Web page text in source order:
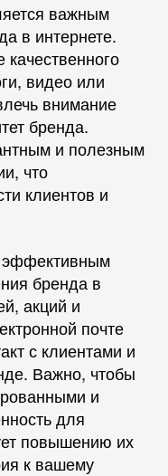
важным
в интернете.
видео или
внимание
бренда.
и полезным
что
клиентов и
эффективным
бренда в
акций и
почте
с клиентами и
Важно, чтобы
и
для
повышению их
к вашему